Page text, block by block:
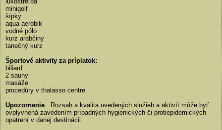
minigolf
šípky
aqua-aerobik
vodné pólo
kurz arabčiny
tanečný kurz
Športové aktivity za príplatok:
biliard
2 sauny
masáže
procedúry v thalasso centre
Upozornenie : Rozsah a kvalita uvedených služieb a aktivít môže byť
ovplyvnená zavedením prípadných hygienických či protiepidemických
opatrení v danej destinácii.